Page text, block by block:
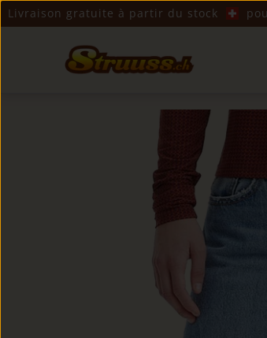
Livraison gratuite à partir du stock